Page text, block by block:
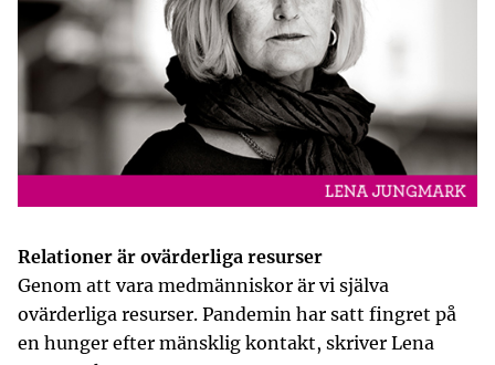
Relationer är ovärderliga resurser
Genom att vara medmänniskor är vi själva
ovärderliga resurser. Pandemin har satt fingret på
en hunger efter mänsklig kontakt, skriver Lena